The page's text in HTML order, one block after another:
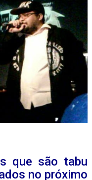
que são tabu
no próximo